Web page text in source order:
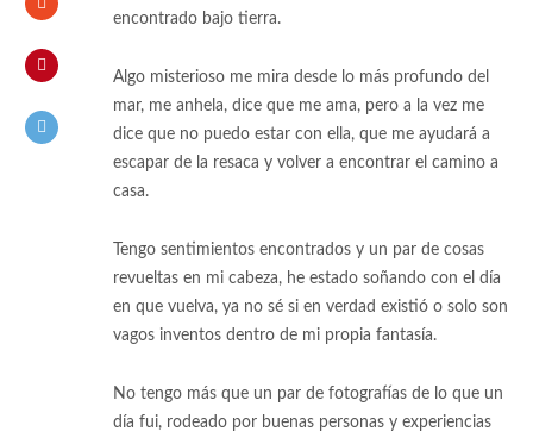
encontrado bajo tierra.
Algo misterioso me mira desde lo más profundo del
mar, me anhela, dice que me ama, pero a la vez me
dice que no puedo estar con ella, que me ayudará a
escapar de la resaca y volver a encontrar el camino a
casa.
Tengo sentimientos encontrados y un par de cosas
revueltas en mi cabeza, he estado soñando con el día
en que vuelva, ya no sé si en verdad existió o solo son
vagos inventos dentro de mi propia fantasía.
No tengo más que un par de fotografías de lo que un
día fui, rodeado por buenas personas y experiencias